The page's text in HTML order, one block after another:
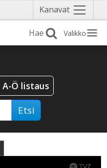
Kanavat Näytä
valikko
Valikko
A-Ö listaus
Etsi